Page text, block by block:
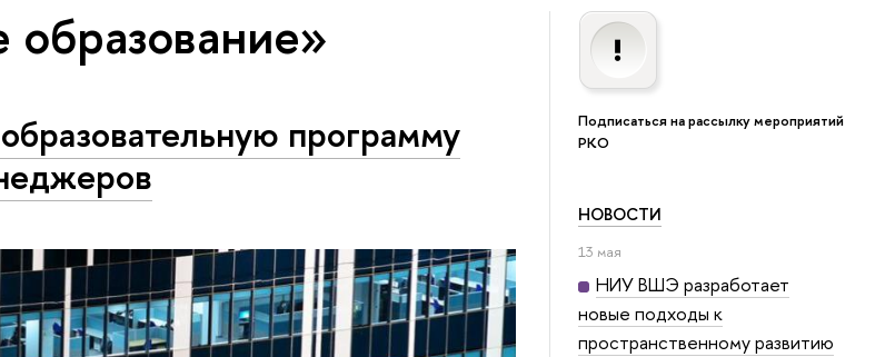
Подписаться на рассылку мероприятий
РКО
НОВОСТИ
13 мая
НИУ ВШЭ разработает
новые подходы к
пространственному развитию
программу